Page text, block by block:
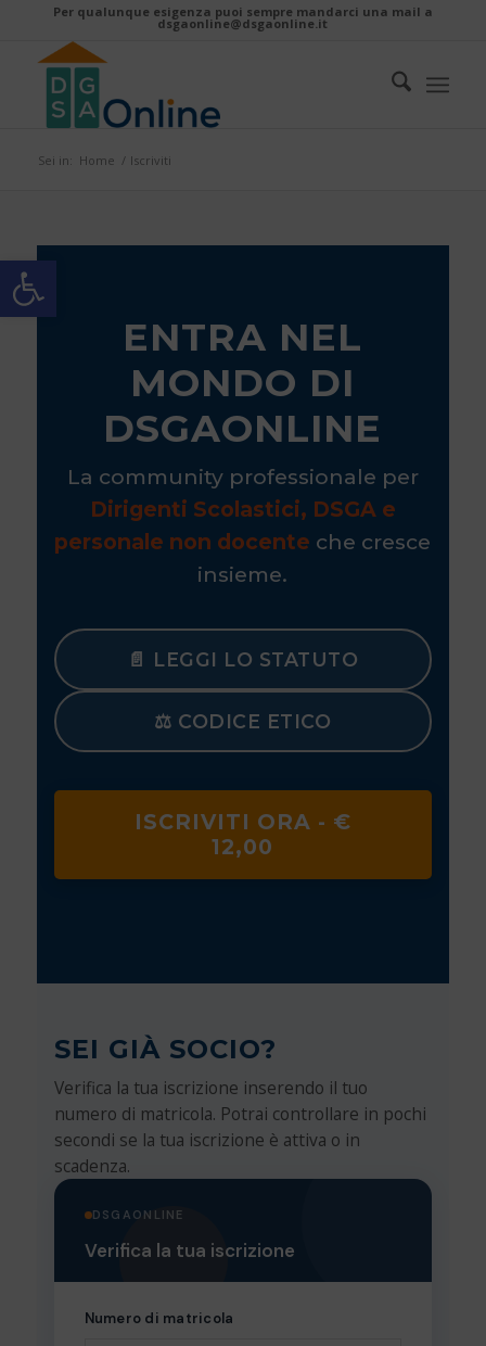
Apri la barra degli strumenti
Per qualunque esigenza puoi sempre mandarci una mail a
dsgaonline@dsgaonline.it
Sei in: Home / Iscriviti
ENTRA NEL
MONDO DI
DSGAONLINE
La community professionale per
Dirigenti Scolastici, DSGA e
personale non docente che cresce
insieme.
📄 LEGGI LO STATUTO
⚖️ CODICE ETICO
ISCRIVITI ORA - €
12,00
SEI GIÀ SOCIO?
Verifica la tua iscrizione inserendo il tuo
numero di matricola. Potrai controllare in pochi
secondi se la tua iscrizione è attiva o in
scadenza.
DSGAONLINE
Verifica la tua iscrizione
Numero di matricola